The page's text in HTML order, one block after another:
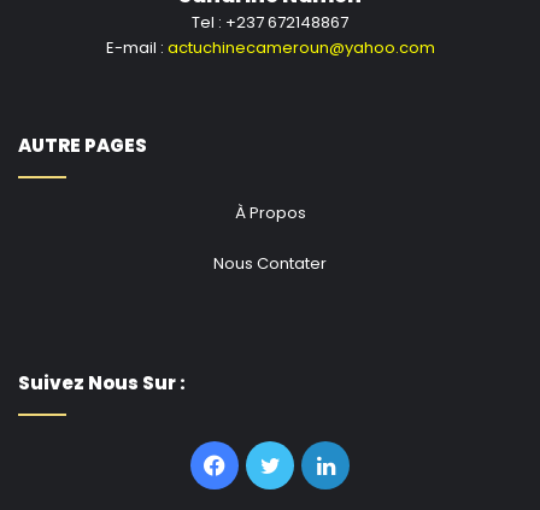
Tel : +237 672148867
E-mail : actuchinecameroun@yahoo.com
AUTRE PAGES
À Propos
Nous Contater
Suivez Nous Sur :
Facebook
TwitterLinkedin